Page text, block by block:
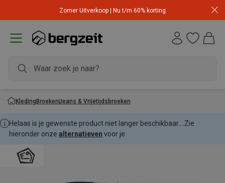
Zomer Uitverkoop | Nu t/m 60% korting
KledingBroekenJeans & Vrijetijdsbroeken
Helaas is je gewenste product niet langer beschikbaar.... Zie
hieronder onze alternatieven voor je